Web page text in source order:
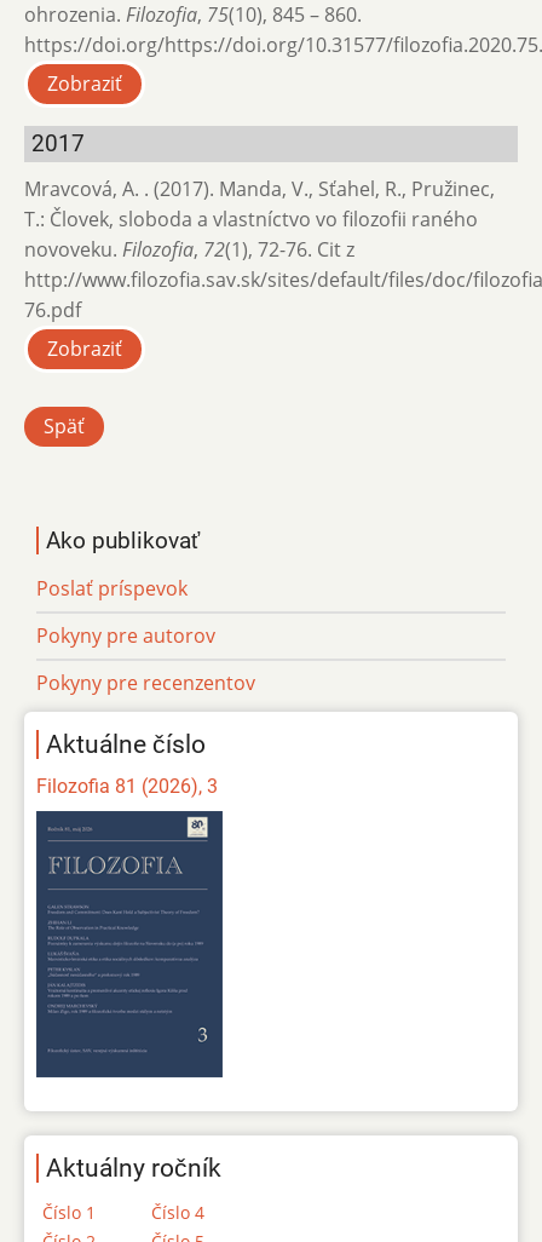
ohrozenia. Filozofia, 75(10), 845 – 860.
https://doi.org/https://doi.org/10.31577/
Zobraziť
2017
Mravcová, A. . (2017). Manda, V., Sťahel, R., Pružinec,
T.: Človek, sloboda a vlastníctvo vo filozofii raného
novoveku. Filozofia, 72(1), 72-76. Cit z
http://www.filozofia.sav.sk/sites/default/files/doc/
76.pdf
Zobraziť
Späť
Ako publikovať
Poslať príspevok
Pokyny pre autorov
Pokyny pre recenzentov
Aktuálne číslo
Filozofia 81 (2026), 3
Aktuálny ročník
Číslo 1
Číslo 4